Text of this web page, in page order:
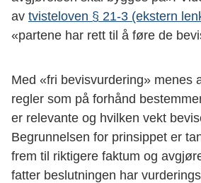
av tvisteloven § 21-3 (ekstern
«partene har rett til å føre de
Med «fri bevisvurdering» menes
regler som på forhånd
er relevante og hvilken vekt
Begrunnelsen for prinsippet er
frem til riktigere faktum og
fatter beslutningen har